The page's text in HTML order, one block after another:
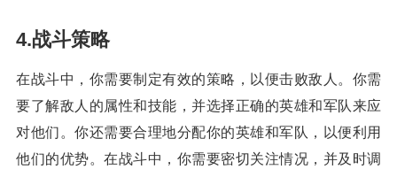
4.战斗策略
在战斗中，你需要制定有效的策略，以便击败敌人。你需
要了解敌人的属性和技能，并选择正确的英雄和军队来应
对他们。你还需要合理地分配你的英雄和军队，以便利用
他们的优势。在战斗中，你需要密切关注情况，并及时调